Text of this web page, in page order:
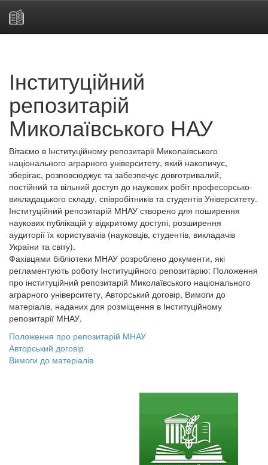
Інституційний
репозитарій
Миколаївського НАУ
Вітаємо в Інституційному репозитарії Миколаївського
національного аграрного університету, який накопичує,
зберігає, розповсюджує та забезпечує довготривалий,
постійний та вільний доступ до наукових робіт професорсько-
викладацького складу, співробітників та студентів Університету.
Інституційний репозитарій МНАУ створено для поширення
наукових публікацій у відкритому доступі, розширення
аудиторії їх користувачів (науковців, студентів, викладачів
України та світу).
Фахівцями бібліотеки МНАУ розроблено документи, які
регламентують роботу Інституційного репозитарію: Положення
про інституційний репозитарій Миколаївського національного
аграрного університету, Авторський договір, Вимоги до
матеріалів, наданих для розміщення в Інституційному
репозитарії МНАУ.
Положення про репозитарій МНАУ
Авторський договір
Вимоги до матеріалів